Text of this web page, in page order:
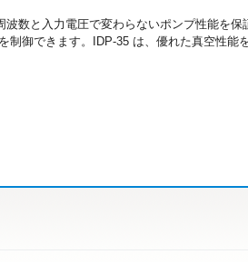
数と入力電圧で変わらないポンプ性能を保
制御できます。IDP-35 は、優れた真空性能